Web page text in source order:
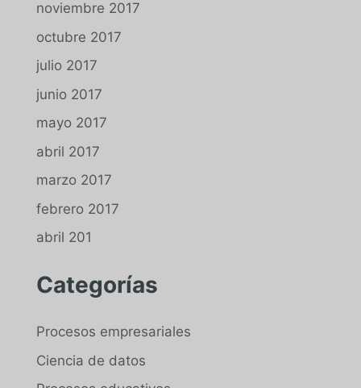
noviembre 2017
octubre 2017
julio 2017
junio 2017
mayo 2017
abril 2017
marzo 2017
febrero 2017
abril 201
Categorías
Procesos empresariales
Ciencia de datos